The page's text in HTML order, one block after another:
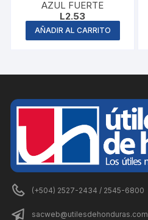
AZUL FUERTE
L2.53
AÑADIR AL CARRITO
(+504) 2527-2434 / 2545-6800
sacweb@utilesdehonduras.com